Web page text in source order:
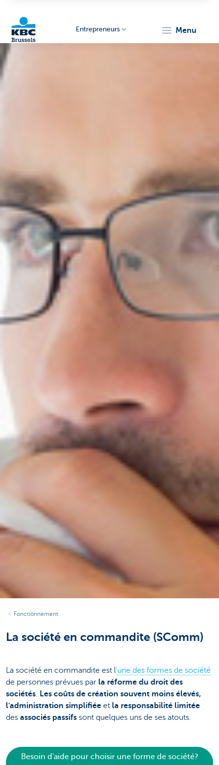
KBC
Entrepreneurs menu
Fonctionnement
La société en commandite (SComm)
La société en commandite est l'une des formes de société
de personnes prévues par la réforme du droit des
sociétés. Les coûts de création souvent moins élevés,
l'administration simplifiée et la responsabilité limitée
des associés passifs sont quelques uns de ses atouts.
Besoin d'aide pour choisir une forme de société?